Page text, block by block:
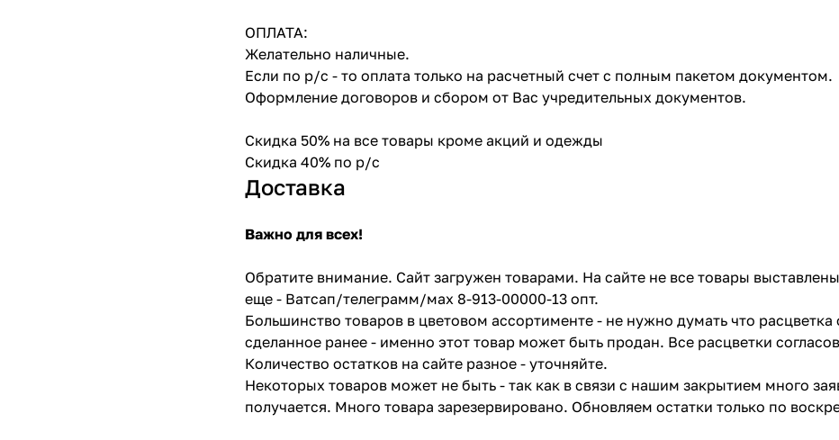
ОПЛАТА:
Желательно наличные.
Если по р/с - то оплата только на расчетный счет с полным пакетом документом.
Оформление договоров и сбором от Вас учредительных документов.
Скидка 50% на все товары кроме акций и одежды
Скидка 40% по р/с
Доставка
Важно для всех!
Обратите внимание. Сайт загружен товарами. На сайте не все товары
еще - Ватсап/телеграмм/мах 8-913-00000-13 опт.
Большинство товаров в цветовом ассортименте - не нужно думать что
сделанное ранее - именно этот товар может быть продан. Все расцветки
Количество остатков на сайте разное - уточняйте.
Некоторых товаров может не быть - так как в связи с нашим закрытием много
получается. Много товара зарезервировано. Обновляем остатки только по